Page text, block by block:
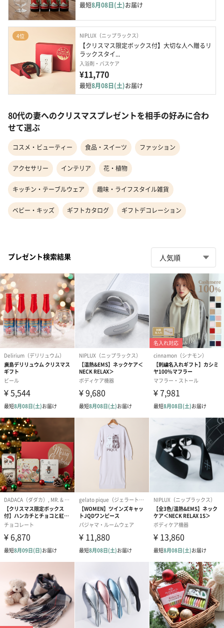
最短8月08日(土)お届け
4位 NIPLUX（ニップラックス）
【クリスマス限定ボックス付】大切な人へ贈るリ
ラックスタイ...
入浴剤・バスケア
¥11,770
最短8月08日(土)お届け
80代の妻へのクリスマスプレゼントを相手の好みに合わ
せて選ぶ
コスメ・ビューティー 食品・スイーツ ファッション
アクセサリー インテリア 花・植物
キッチン・テーブルウェア 趣味・ライフスタイル雑貨
ベビー・キッズ ギフトカタログ ギフトデコレーション
プレゼント検索結果